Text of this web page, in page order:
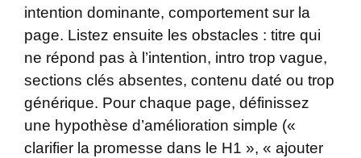
intention dominante, comportement sur la
page. Listez ensuite les obstacles : titre qui
ne répond pas à l’intention, intro trop vague,
sections clés absentes, contenu daté ou trop
générique. Pour chaque page, définissez
une hypothèse d’amélioration simple («
clarifier la promesse dans le H1 », « ajouter